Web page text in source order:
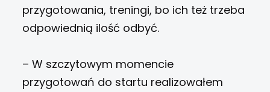
przygotowania, treningi, bo ich też trzeba
odpowiednią ilość odbyć.
– W szczytowym momencie
przygotowań do startu realizowałem